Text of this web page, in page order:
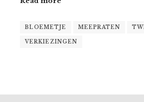
BLOEMETJE MEEPRATEN
VERKIEZINGEN